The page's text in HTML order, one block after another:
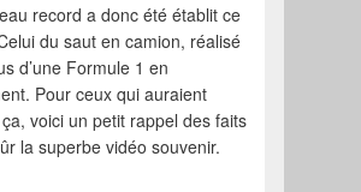
record a donc été établit ce
du saut en camion, réalisé
d’une Formule 1 en
Pour ceux qui auraient
voici un petit rappel des faits
la superbe vidéo souvenir.